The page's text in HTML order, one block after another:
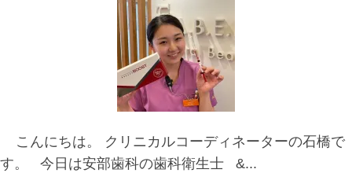
こんにちは。 クリニカルコーディネーターの石橋で
す。 今日は安部歯科の歯科衛生士 &...